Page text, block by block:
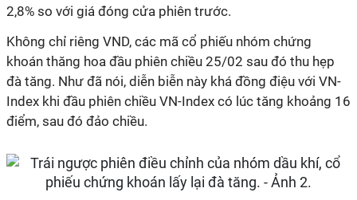
2,8% so với giá đóng cửa phiên trước.
Không chỉ riêng VND, các mã cổ phiếu nhóm chứng
khoán thăng hoa đầu phiên chiều 25/02 sau đó thu hẹp
đà tăng. Như đã nói, diễn biễn này khá đồng điệu với VN-
Index khi đầu phiên chiều VN-Index có lúc tăng khoảng 16
điểm, sau đó đảo chiều.